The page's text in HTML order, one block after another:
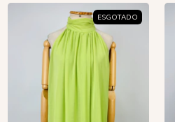
ESGOTADO